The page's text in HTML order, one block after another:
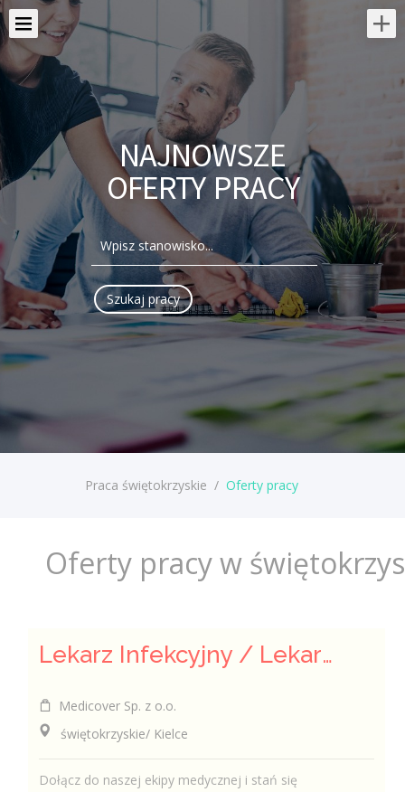
NAJNOWSZE
OFERTY PRACY
Praca świętokrzyskie / Oferty pracy
Oferty pracy w
Lekarz Infekcyjny / Lekarka Infekcyjna
Medicover Sp. z o.o.
świętokrzyskie/ Kielce
Dołącz do naszej ekipy medycznej i stań się